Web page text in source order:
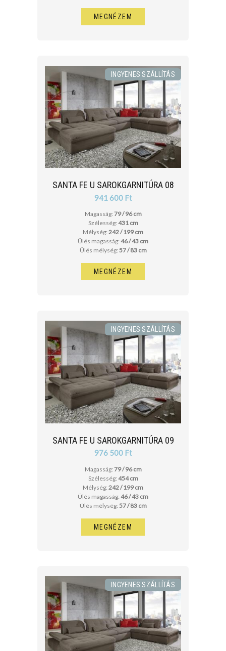
MEGNÉZEM
SANTA FE U SAROKGARNITÚRA 08
941 600 Ft
INGYENES SZÁLLÍTÁS
Magasság: 79 / 96 cm
Szélesség: 431 cm
Mélység: 242 / 199 cm
Ülés magasság: 46 / 43 cm
Ülés mélység: 57 / 83 cm
MEGNÉZEM
SANTA FE U SAROKGARNITÚRA 09
976 500 Ft
INGYENES SZÁLLÍTÁS
Magasság: 79 / 96 cm
Szélesség: 454 cm
Mélység: 242 / 199 cm
Ülés magasság: 46 / 43 cm
Ülés mélység: 57 / 83 cm
MEGNÉZEM
INGYENES SZÁLLÍTÁS